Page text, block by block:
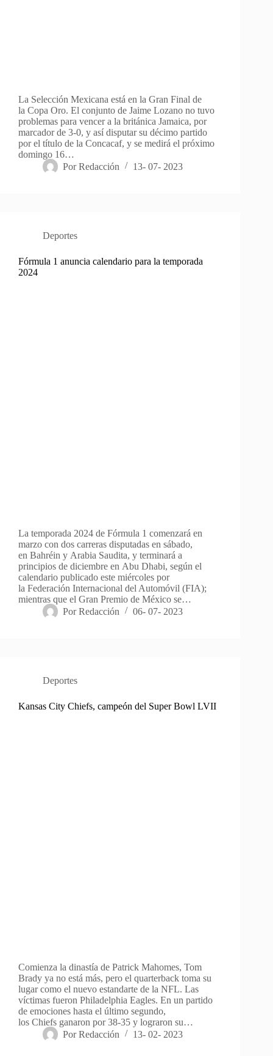
La Selección Mexicana está en la Gran Final de
la Copa Oro. El conjunto de Jaime Lozano no tuvo
problemas para vencer a la británica Jamaica, por
marcador de 3-0, y así disputar su décimo partido
por el título de la Concacaf, y se medirá el próximo
domingo 16…
Por Redacción 13- 07- 2023
Deportes
Fórmula 1 anuncia calendario para la temporada
2024
La temporada 2024 de Fórmula 1 comenzará en
marzo con dos carreras disputadas en sábado,
en Bahréin y Arabia Saudita, y terminará a
principios de diciembre en Abu Dhabi, según el
calendario publicado este miércoles por
la Federación Internacional del Automóvil (FIA);
mientras que el Gran Premio de México se…
Por Redacción 06- 07- 2023
Deportes
Kansas City Chiefs, campeón del Super Bowl LVII
Comienza la dinastía de Patrick Mahomes, Tom
Brady ya no está más, pero el quarterback toma su
lugar como el nuevo estandarte de la NFL. Las
víctimas fueron Philadelphia Eagles. En un partido
de emociones hasta el último segundo,
los Chiefs ganaron por 38-35 y lograron su…
Por Redacción 13- 02- 2023